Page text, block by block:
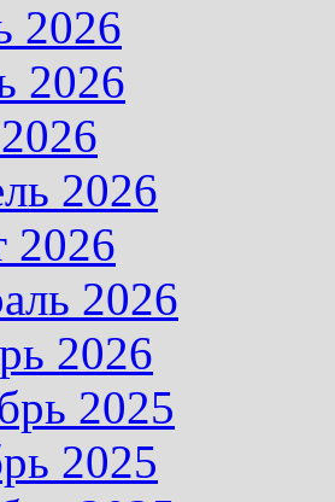
2026
2026
2026
2026
2026
2026
2025
2025